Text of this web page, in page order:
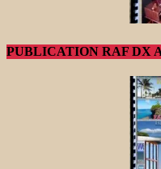
PUBLICATION RAF DX